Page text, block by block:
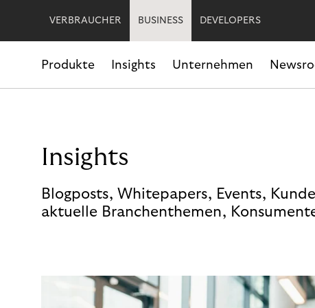
VERBRAUCHER BUSINESS DEVELOPERS
Produkte Insights Unternehmen
Insights
Blogposts, Whitepapers, Events,
aktuelle Branchenthemen,